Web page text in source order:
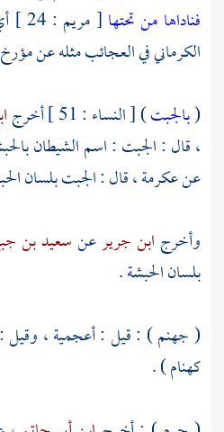
فناداها من تحتها [ مريم : 24 ] أي : بطنها ، بالنبطية . ونقل
الكرمانيفي العجائب مثله عن
(بالجبت) [ النساء : 51 ] أخرج
، قال : الجبت : اسم الشيطان
عنعكرمة، قال : الجبت بلسان
وأخرج ابن جريرعنسعيد بن
بلسانالحبشة.
( جهنم ) : قيل : أعجمية ، وقيل :
كهنام ) .